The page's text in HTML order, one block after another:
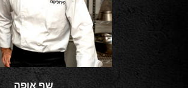
שף אופה